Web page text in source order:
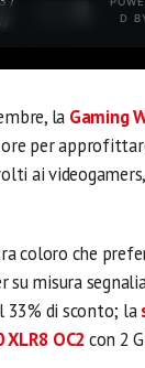
D
la Gaming
per
ai
coloro che
su misura
33% di sconto; la
OC2 con 2